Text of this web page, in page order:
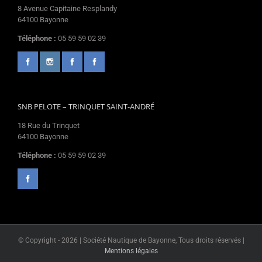
8 Avenue Capitaine Resplandy
64100 Bayonne
Téléphone : 05 59 59 02 39
SNB PELOTE – TRINQUET SAINT-ANDRÉ
18 Rue du Trinquet
64100 Bayonne
Téléphone : 05 59 59 02 39
© Copyright - 2026 | Société Nautique de Bayonne, Tous droits réservés |
Mentions légales